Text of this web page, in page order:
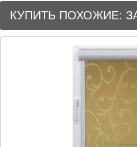
КУПИТЬ ПОХОЖИЕ: